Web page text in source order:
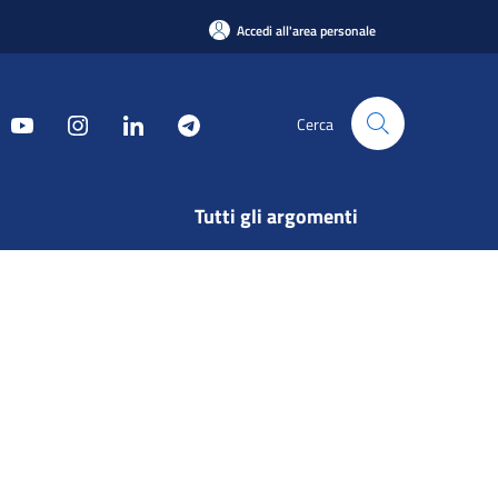
Accedi all'area personale
Cerca
Tutti gli argomenti